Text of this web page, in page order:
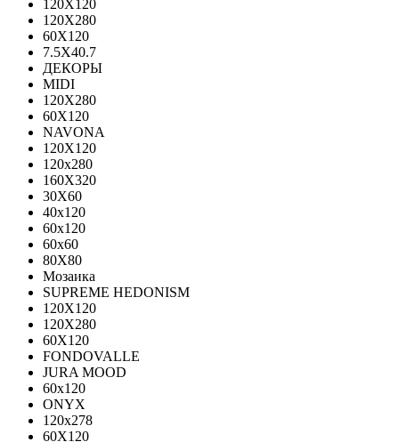
120X120
120X280
60Х120
7.5X40.7
ДЕКОРЫ
MIDI
120Х280
60Х120
NAVONA
120X120
120x280
160X320
30X60
40x120
60x120
60x60
80X80
Мозаика
SUPREME HEDONISM
120X120
120X280
60X120
FONDOVALLE
JURA MOOD
60х120
ONYX
120х278
60X120